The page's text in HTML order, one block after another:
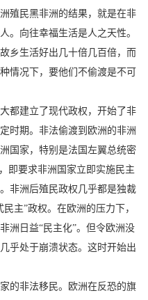
殖民黑非洲的结果，就是在非
。向往幸福生活是人之天性。
乡生活好出几十倍几百倍，而
情况下，要他们不偷渡是不可
都建立了现代政权，开始了非
时期。非法偷渡到欧洲的非洲
国家，特别是法国左翼总统密
即要求非洲国家立即实施民主
非洲后殖民政权几乎都是独裁
主”政权。在欧洲的压力下，
洲日益“民主化”。但令欧洲没
乎处于崩溃状态。这时开始出
的非法移民。欧洲在反恐的旗